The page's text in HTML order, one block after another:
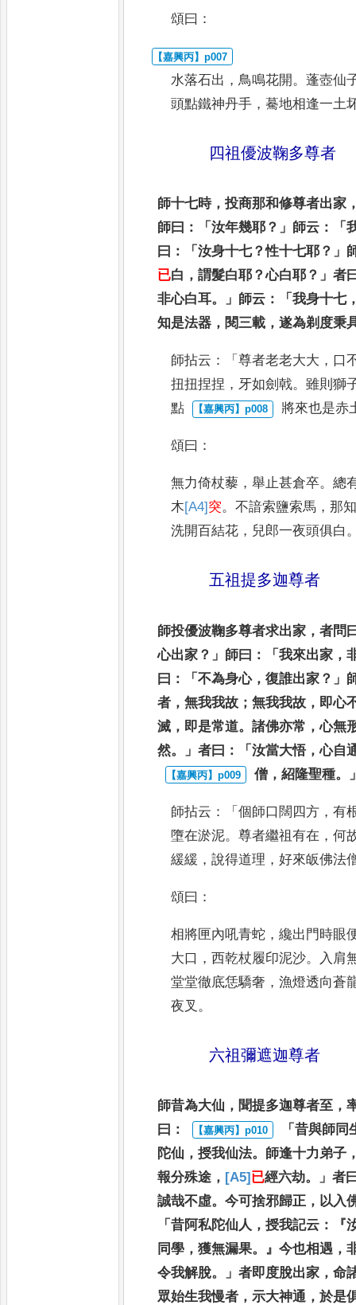
頌曰 ：
水落石出 ， 鳥鳴花開 。蓬壺仙
頭點鐵神丹手 ，驀地相逢一土
四祖優波鞠多尊者
師十七時，投商那和修尊者出家
師曰 ：「汝年幾耶 ？」 師云 ：「
曰 ：「汝身十七？性十七耶 ？」
已白 ，謂髮白耶 ？心白耶 ？」者
非心白耳。」 師云 ：「我身十七
知是法器 ， 閱三載 ，遂為剃度秉
師拈云 ：「尊者老老大大 ， 口
扭扭捏捏 ， 牙如劍戟。雖則獅
點
將來也是赤
頌曰 ：
無力倚杖藜 ，舉止甚倉卒。總
木[A4]突。不諳索鹽索馬 ，那
洗開百結花 ， 兒郎一夜頭俱白
五祖提多迦尊者
師投優波鞠多尊者求出家 ，者問
心出家 ？」 師曰 ：「我來出家 ，
曰 ：「不為身心，復誰出家 ？」
者 ，無我我故 ；無我我故 ， 即心
滅 ， 即是常道。諸佛亦常 ，心無
然。」者曰 ：「汝當大悟，心自
僧 ，紹隆聖種。
師拈云 ：「個師口闊四方 ，有
墮在淤泥。尊者繼祖有在 ，何
緩緩 ，說得道理 ，好來皈佛法
頌曰 ：
相將匣內吼青蛇 ，纔出門時眼
大口 ，西乾杖履印泥沙。
入肩
堂堂徹底恁驕奢 ，漁燈透向蒼
夜叉 。
六祖彌遮迦尊者
師昔為大仙 ， 聞提多迦尊者至 ，
曰 ： 「昔與師同
陀仙 ，授我仙法。 師逢十力弟子
報分殊途 ， [A5]已經六劫。」者
誠哉不虛。今可捨邪歸正 ， 以入
「昔阿私陀仙人 ，授我記云 ：『
同學 ，獲無漏果。』今也相遇 ，
令我解脫。」者即度脫出家 ，命
眾始生我慢者 ，示大神通 ，於是